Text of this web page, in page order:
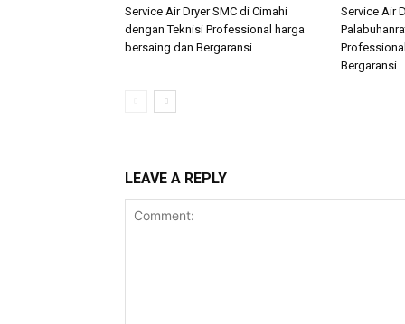
Service Air Dryer SMC di Cimahi
dengan Teknisi Professional harga
bersaing dan Bergaransi
Service Air
Bergaransi
LEAVE A REPLY